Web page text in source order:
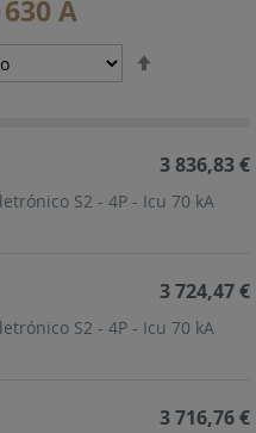
A
S2 - 4P - Icu 70 kA
3 836,83 €
S2 - 4P - Icu 70 kA
3 724,47 €
3 716,76 €